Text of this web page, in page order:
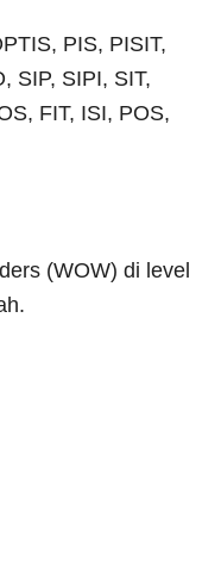
PIS, PISIT,
SIP, SIPI, SIT,
FIT, ISI, POS,
(WOW) di level